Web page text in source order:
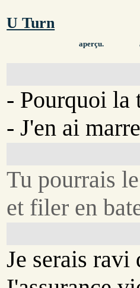
U Turn
aperçu.
- Pourquoi la
- J'en ai
Tu pourrais
et filer en
Je serais ravi